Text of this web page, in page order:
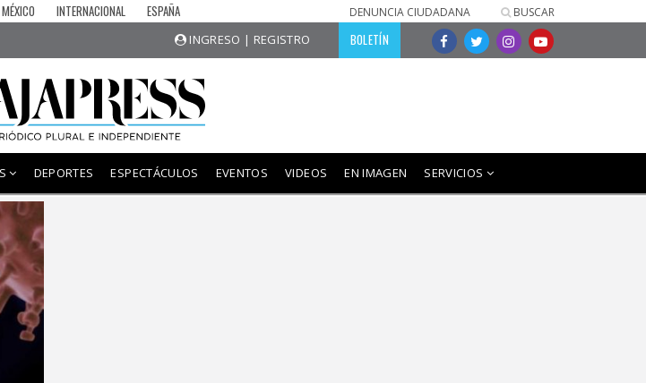
MÉXICO INTERNACIONAL ESPAÑA DENUNCIA CIUDADANA BUSCAR
INGRESO | REGISTRO BOLETÍN
0º 0º
Todos Santos
º 0º 0º
Cabo San Lucas
DEPORTES ESPECTÁCULOS EVENTOS VIDEOS EN IMAGEN SERVICIOS